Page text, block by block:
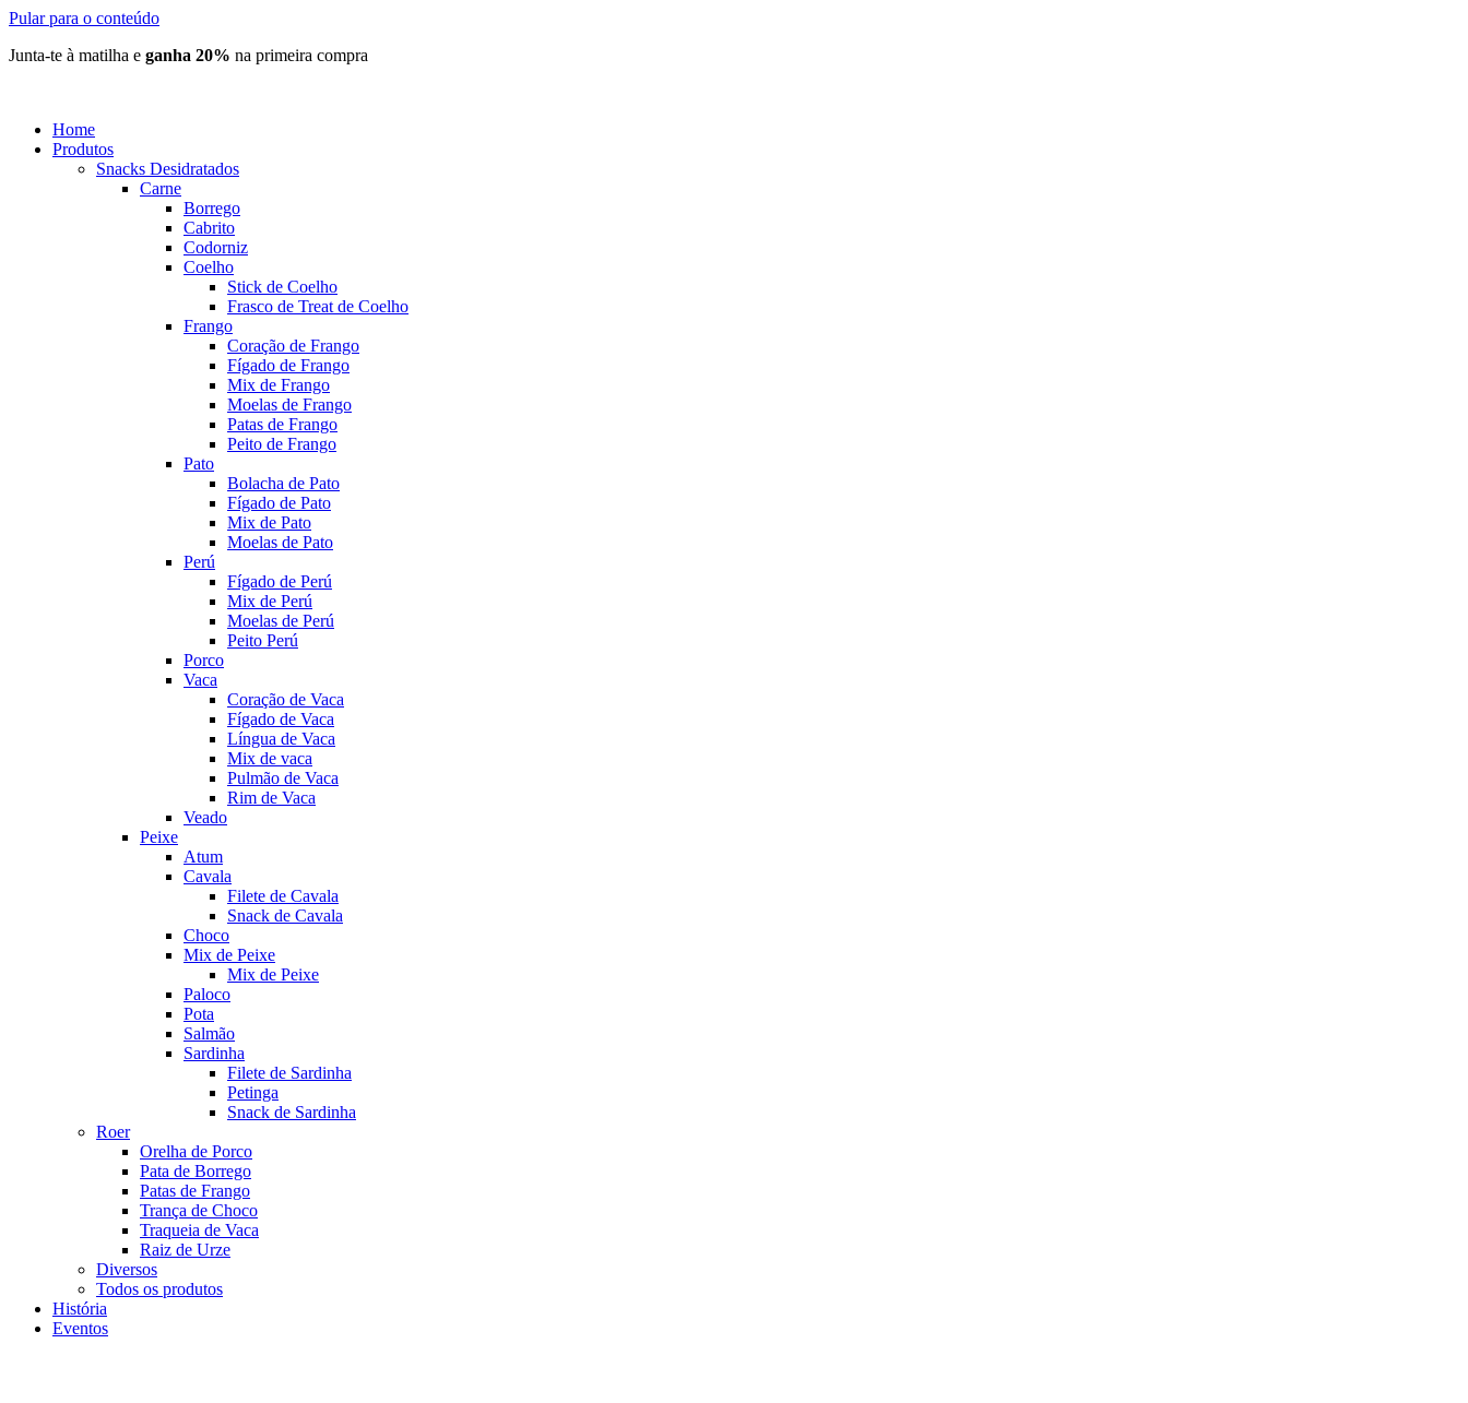
Pular para o conteúdo
Junta-te à matilha e ganha 20% na primeira compra
Home
Produtos
Snacks Desidratados
Carne
Borrego
Cabrito
Codorniz
Coelho
Stick de Coelho
Frasco de Treat de Coelho
Frango
Coração de Frango
Fígado de Frango
Mix de Frango
Moelas de Frango
Patas de Frango
Peito de Frango
Pato
Bolacha de Pato
Fígado de Pato
Mix de Pato
Moelas de Pato
Perú
Fígado de Perú
Mix de Perú
Moelas de Perú
Peito Perú
Porco
Vaca
Coração de Vaca
Fígado de Vaca
Língua de Vaca
Mix de vaca
Pulmão de Vaca
Rim de Vaca
Veado
Peixe
Atum
Cavala
Filete de Cavala
Snack de Cavala
Choco
Mix de Peixe
Mix de Peixe
Paloco
Pota
Salmão
Sardinha
Filete de Sardinha
Petinga
Snack de Sardinha
Roer
Orelha de Porco
Pata de Borrego
Patas de Frango
Trança de Choco
Traqueia de Vaca
Raiz de Urze
Diversos
Todos os produtos
História
Eventos